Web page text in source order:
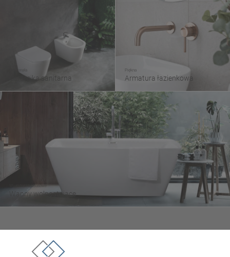
Wygodne i luksusowe
Wanny wolnostojące
Doskonała
Ceramika sanitarna
Piękna
Armatura łazienkowa